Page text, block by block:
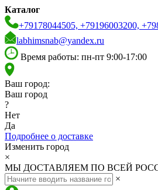
Каталог
+79178044505, +79196003200,
labhimsnab@yandex.ru
Время работы: пн-пт 9:00-17:00
Ваш город:
Ваш город
?
Нет
Да
Подробнее о доставке
Изменить город
×
МЫ ДОСТАВЛЯЕМ ПО ВСЕЙ
×